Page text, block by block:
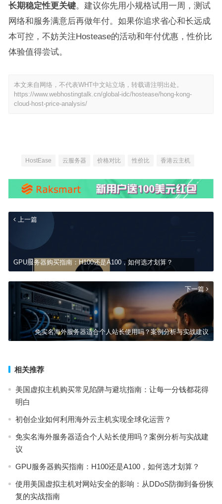
长期稳定性更关键。建议你先用小规格试用一周，测试
网络和服务满意后再做年付。如果你追求省心和长远成
本可控，不妨关注Hostease的活动和年付优惠，性价比
体验值得尝试。
本文来自网络，不代表WHT中文站立场，转载请注明出处。
https://www.webhostingtalk.cn/global-idc/hostease/hong-kong-
cloud-host-price-analysis/
HostEase 云服务器 价格对比 性价比 香港云主机
上一篇
GPU服务器购买指南：H100还是A100，如何选才划算？
下一篇
免实名海外服务器适合个人站长使用吗？案例分析与实战建议
相关推荐
美国虚拟主机购买常见陷阱与避坑指南：让每一分钱都花得
明白
初创企业如何利用海外云主机实现全球化运营？
免实名海外服务器适合个人站长使用吗？案例分析与实战建
议
GPU服务器购买指南：H100还是A100，如何选才划算？
使用美国虚拟主机对网站安全的影响：从DDoS防御到备份恢
复的实战指南